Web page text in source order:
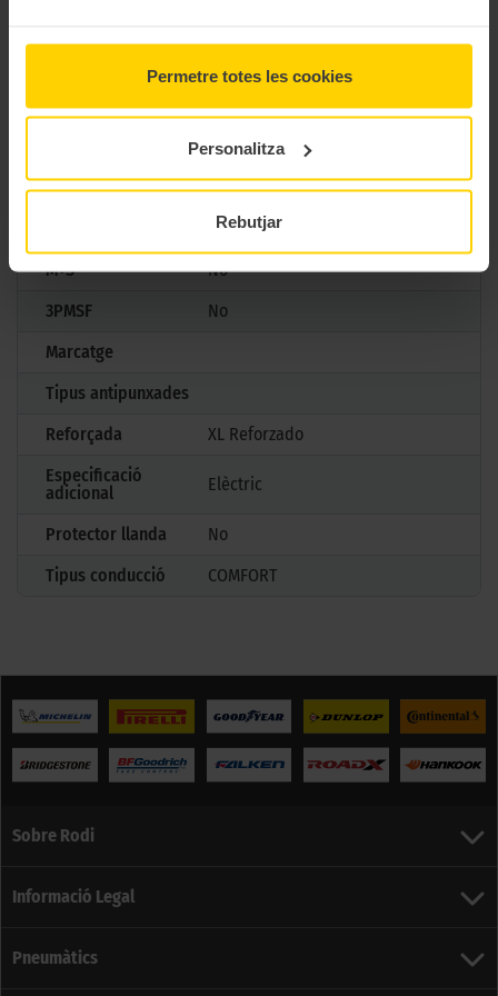
Permetre totes les cookies
Personalitza
Rebutjar
CARACTERÍSTIQUES TÈCNIQUES
Marca
Continental
PREMIUMCONTACT 7
Mesures
285/40 R21 109 Y
Estiu
M+S
No
3PMSF
No
Marcatge
Tipus antipunxades
Reforçada
XL Reforzado
Especificació
adicional
Elèctric
Protector llanda
No
Tipus conducció
COMFORT
Sobre Rodi
Informació Legal
Pneumàtics